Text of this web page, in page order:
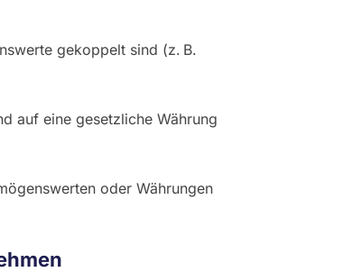
gekoppelt sind (z. B.
auf eine gesetzliche Währung
oder Währungen